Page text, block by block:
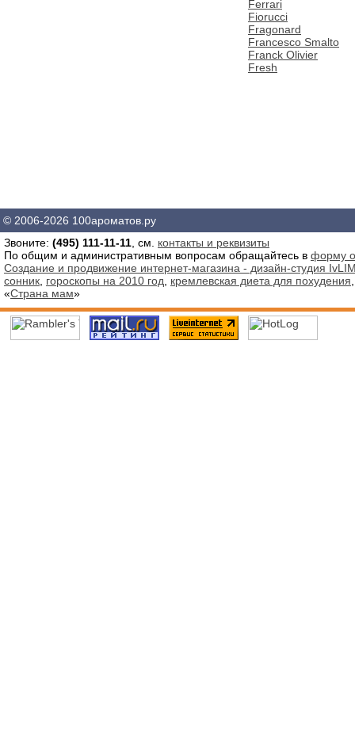
Ferrari
Fiorucci
Fragonard
Francesco Smalto
Franck Olivier
Fresh
© 2006-2026 100ароматов.ру
Звоните: (495) 111-11-11 , см. контакты и реквизиты
По общим и административным вопросам обращайтесь в форму
Создание и продвижение интернет-магазина - дизайн-студия
сонник гороскопы на 2010 год кремлевская диета для похудения
«Страна мам»